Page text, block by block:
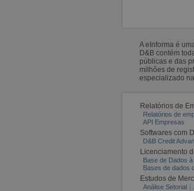
A eInforma é
D&B contém
públicas e das
milhões de
especializado
Relatórios de
Relatórios de
API Empresas
Softwares com
D&B Credit
Licenciamento
Base de Dados
Bases de dados
Estudos de
Análise Setorial